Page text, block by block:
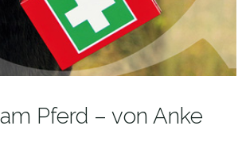
Pferd – von Anke